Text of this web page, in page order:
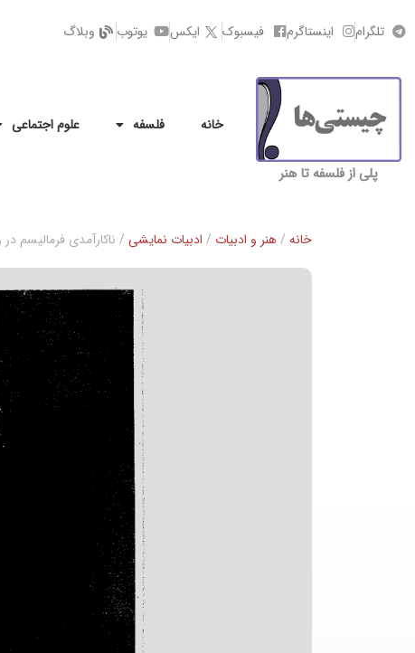
تلگرام اینستاگرم فیسبوک ایکس یوتوب وبلاگ
پلی از فلسفه تا هنر
خانه فلسفه علوم اجتماعی
خانه /هنر و ادبیات / ادبیات نمایشی / ناکارآمدی فرماليسم